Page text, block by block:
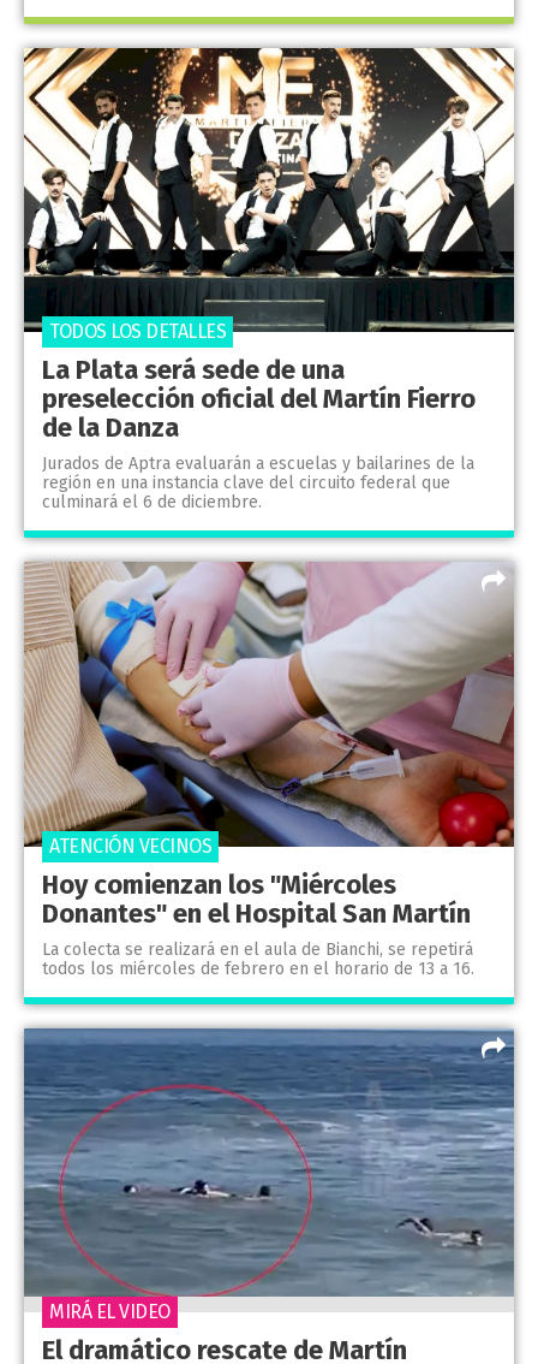
La Plata será sede de una
preselección oficial del Martín Fierro
de la Danza
Jurados de Aptra evaluarán a escuelas y bailarines de la
región en una instancia clave del circuito federal que
culminará el 6 de diciembre.
TODOS LOS DETALLES
Hoy comienzan los "Miércoles
Donantes" en el Hospital San Martín
La colecta se realizará en el aula de Bianchi, se repetirá
todos los miércoles de febrero en el horario de 13 a 16.
ATENCIÓN VECINOS
El dramático rescate de Martín
MIRÁ EL VIDEO